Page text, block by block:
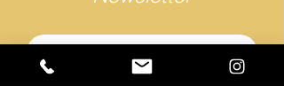
He leído y acepto lapolítica de